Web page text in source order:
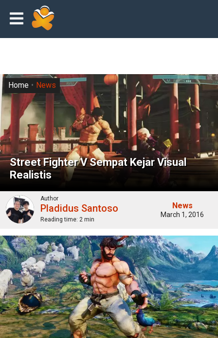
Street Fighter V Sempat Kejar Visual
Realistis
Home News
Author
Pladidus Santoso
Reading time: 2 min
News
March 1, 2016